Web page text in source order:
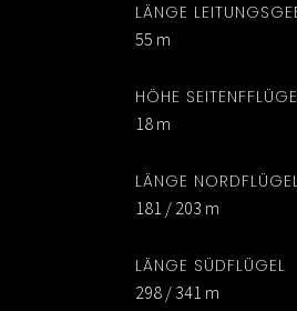
LÄNGE
55 m
HÖHE
18 m
LÄNGE
181 / 203 m
LÄNGE SÜDFLÜGEL
298 / 341 m